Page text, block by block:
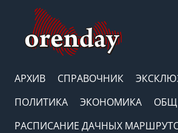
АРХИВ СПРАВОЧНИК
ПОЛИТИКА
ЭКОНОМИКА
РАСПИСАНИЕ ДАЧНЫХ